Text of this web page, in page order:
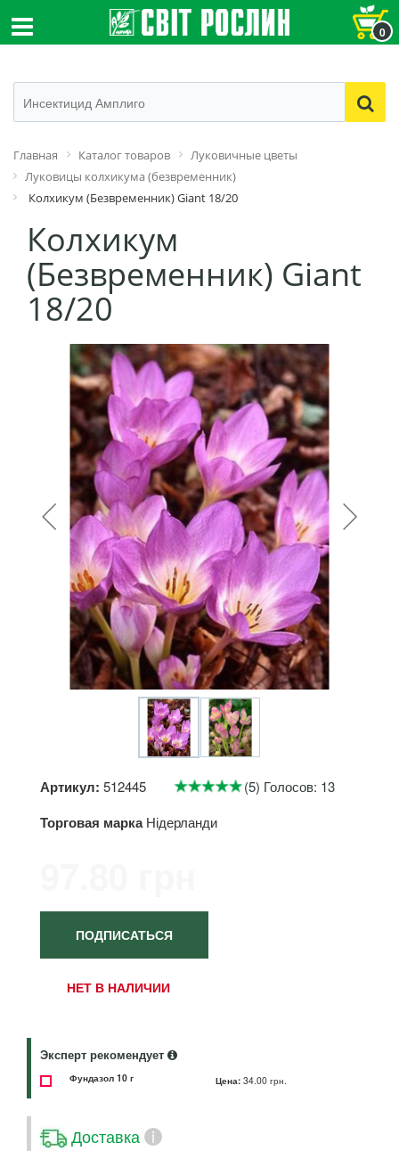
0
Главная Каталог товаров
Луковичные цветы
Луковицы колхикума (безвременник)
Колхикум (Безвременник) Giant 18/20
Колхикум
(Безвременник) Giant
18/20
Артикул: 512445 (5) Голосов: 13
Торговая марка Нідерланди
ПОДПИСАТЬСЯ
НЕТ В НАЛИЧИИ
Эксперт рекомендует
Фундазол 10 г Цена: 34.00 грн.
Доставка i